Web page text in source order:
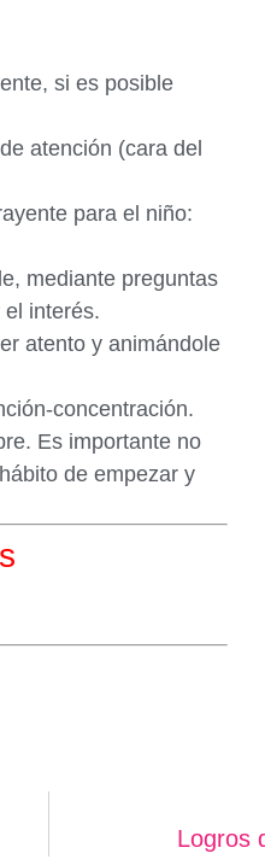
si es posible
atención (cara del
para el niño:
mediante preguntas
interés.
atento y animándole
concentración.
Es importante no
de empezar y
Logros